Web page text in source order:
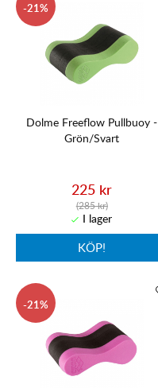
21
Dolme Freeflow Pullbuoy -
Grön/Svart
225 kr
(285 kr)
KÖP!
21